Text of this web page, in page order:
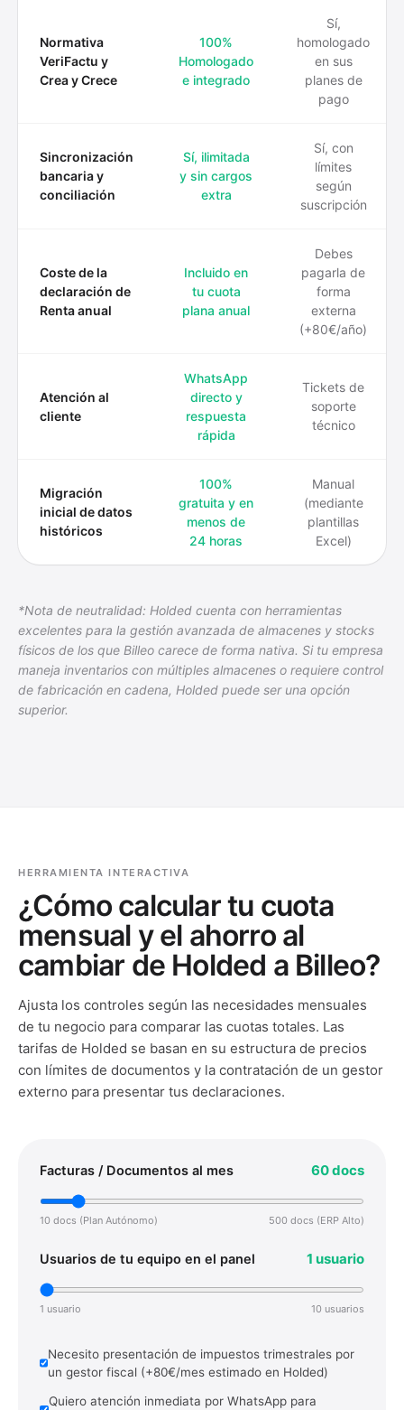
Normativa
VeriFactu y
Crea y Crece
100%
Homologado
e integrado
Sí,
homologado
en sus
planes de
pago
Sincronización
bancaria y
conciliación
Sí, ilimitada
y sin cargos
extra
Sí, con
límites
según
suscripción
Coste de la
declaración de
Renta anual
Incluido en
tu cuota
plana anual
Debes
pagarla de
forma
externa
(+80€/año)
Atención al
cliente
WhatsApp
directo y
respuesta
rápida
Tickets de
soporte
técnico
Migración
inicial de datos
históricos
100%
gratuita y en
menos de
24 horas
Manual
(mediante
plantillas
Excel)
*Nota de neutralidad: Holded cuenta con herramientas
excelentes para la gestión avanzada de almacenes y stocks
físicos de los que Billeo carece de forma nativa. Si tu empresa
maneja inventarios con múltiples almacenes o requiere control
de fabricación en cadena, Holded puede ser una opción
superior.
HERRAMIENTA INTERACTIVA
¿Cómo calcular tu cuota
mensual y el ahorro al
cambiar de Holded a Billeo?
Ajusta los controles según las necesidades mensuales
de tu negocio para comparar las cuotas totales. Las
tarifas de Holded se basan en su estructura de precios
con límites de documentos y la contratación de un gestor
externo para presentar tus declaraciones.
Facturas / Documentos al mes 60docs
10 docs (Plan Autónomo) 500 docs (ERP Alto)
Usuarios de tu equipo en el panel 1 usuario
1 usuario 10 usuarios
Necesito presentación de impuestos trimestrales por
un gestor fiscal (+80€/mes estimado en Holded)
Quiero atención inmediata por WhatsApp para